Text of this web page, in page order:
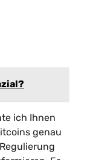
ich Ihnen
genau